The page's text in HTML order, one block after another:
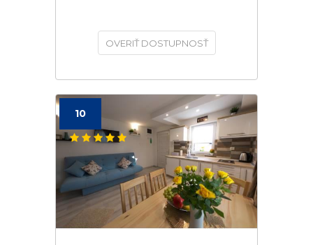
OVERIŤ DOSTUPNOSŤ
10